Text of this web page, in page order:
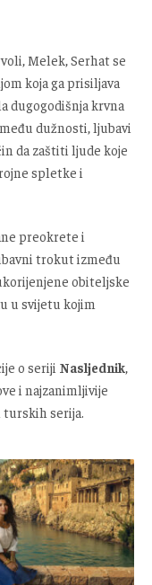
Melek, Serhat se
koja ga prisiljava
dugogodišnja krvna
dužnosti, ljubavi
da zaštiti ljude koje
spletke i
preokrete i
trokut između
obiteljske
u svijetu kojim
o seriji Nasljednik,
i najzanimljivije
serija.